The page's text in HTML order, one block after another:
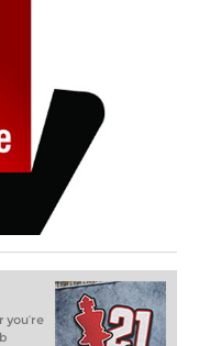
you’re